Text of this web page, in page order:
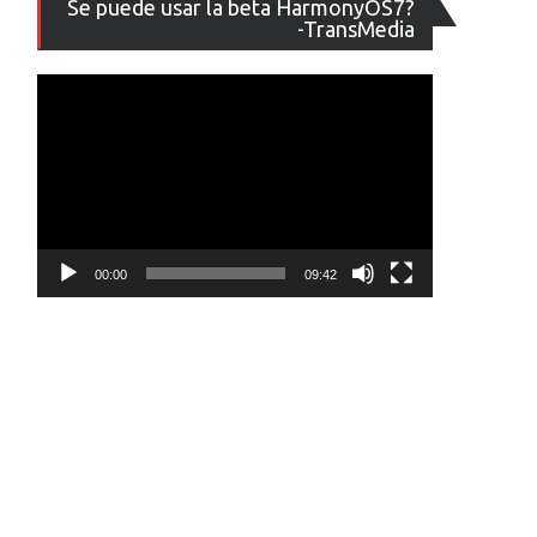
Se puede usar la beta HarmonyOS7?
-TransMedia
de
vídeo
00:00 09:42